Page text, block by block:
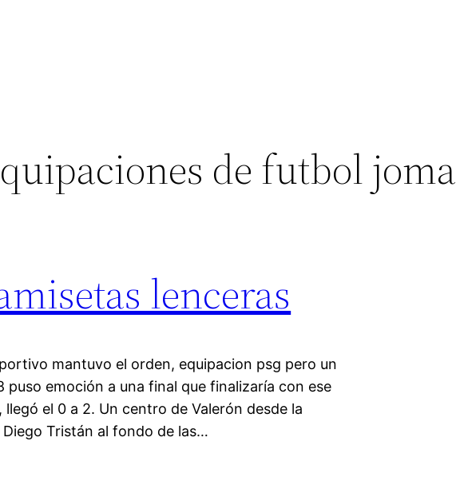
de futbol joma
lenceras
mantuvo el orden, equipacion psg pero un
puso emoción a una final que finalizaría con ese
el 0 a 2. Un centro de Valerón desde la
Tristán al fondo de las…